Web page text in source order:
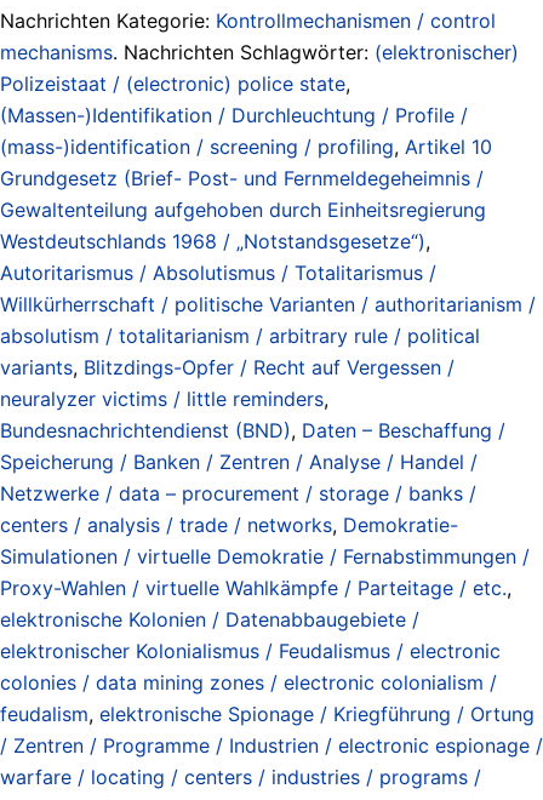
Nachrichten Kategorie: Kontrollmechanismen / control
mechanisms. Nachrichten Schlagwörter: (elektronischer)
Polizeistaat / (electronic) police state,
(Massen-)Identifikation / Durchleuchtung / Profile /
(mass-)identification / screening / profiling, Artikel 10
Grundgesetz (Brief- Post- und Fernmeldegeheimnis /
Gewaltenteilung aufgehoben durch Einheitsregierung
Westdeutschlands 1968 / „Notstandsgesetze“),
Autoritarismus / Absolutismus / Totalitarismus /
Willkürherrschaft / politische Varianten / authoritarianism /
absolutism / totalitarianism / arbitrary rule / political
variants, Blitzdings-Opfer / Recht auf Vergessen /
neuralyzer victims / little reminders,
Bundesnachrichtendienst (BND), Daten – Beschaffung /
Speicherung / Banken / Zentren / Analyse / Handel /
Netzwerke / data – procurement / storage / banks /
centers / analysis / trade / networks, Demokratie-
Simulationen / virtuelle Demokratie / Fernabstimmungen /
Proxy-Wahlen / virtuelle Wahlkämpfe / Parteitage / etc.,
elektronische Kolonien / Datenabbaugebiete /
elektronischer Kolonialismus / Feudalismus / electronic
colonies / data mining zones / electronic colonialism /
feudalism, elektronische Spionage / Kriegführung / Ortung
/ Zentren / Programme / Industrien / electronic espionage /
warfare / locating / centers / industries / programs /